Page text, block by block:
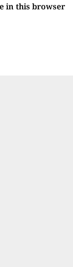
in this browser